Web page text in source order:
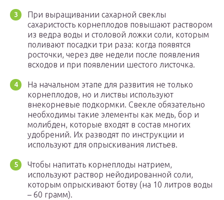
При выращивании сахарной свеклы
сахаристость корнеплодов повышают раствором
из ведра воды и столовой ложки соли, которым
поливают посадки три раза: когда появятся
росточки, через две недели после появления
всходов и при появлении шестого листочка.
На начальном этапе для развития не только
корнеплодов, но и листвы используют
внекорневые подкормки. Свекле обязательно
необходимы такие элементы как медь, бор и
молибден, которые входят в состав многих
удобрений. Их разводят по инструкции и
используют для опрыскивания листьев.
Чтобы напитать корнеплоды натрием,
используют раствор нейодированной соли,
которым опрыскивают ботву (на 10 литров воды
– 60 грамм).